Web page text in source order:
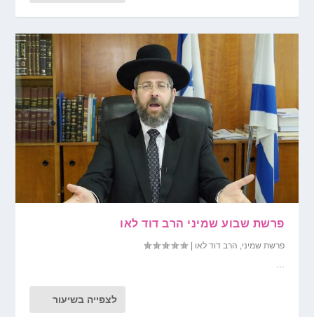
פרשת שבוע שמיני הרב דוד לאו
פרשת שמיני, הרב דוד לאו |
לצפייה בשיעור